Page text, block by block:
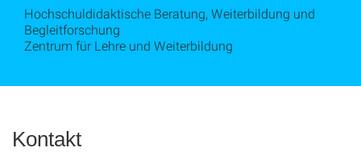
Hochschuldidaktische Beratung, Weiterbildung und
Begleitforschung
Zentrum für Lehre und Weiterbildung
Kontakt